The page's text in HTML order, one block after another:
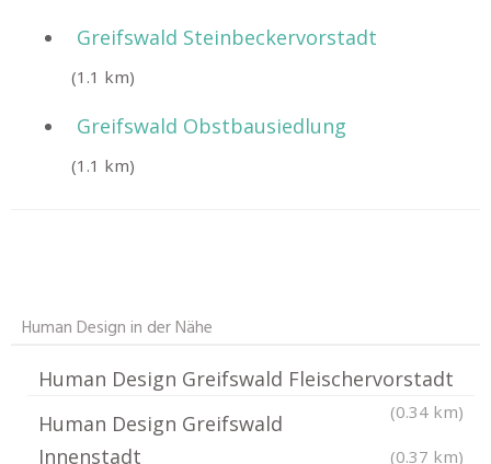
Greifswald Steinbeckervorstadt
(1.1 km)
Greifswald Obstbausiedlung
(1.1 km)
Human Design in der Nähe
Human Design Greifswald Fleischervorstadt
(0.34 km)
Human Design Greifswald
Innenstadt
(0.37 km)